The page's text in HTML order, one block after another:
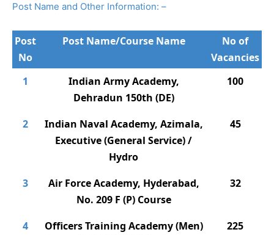
Post Name and Other Information: –
Post
No
Post Name/Course Name
No of
Vacancies
1
Indian Army Academy,
Dehradun 150th (DE)
100
2
Indian Naval Academy, Azimala,
Executive (General Service) /
Hydro
45
3
Air Force Academy, Hyderabad,
No. 209 F (P) Course
32
4
Officers Training Academy (Men)
225